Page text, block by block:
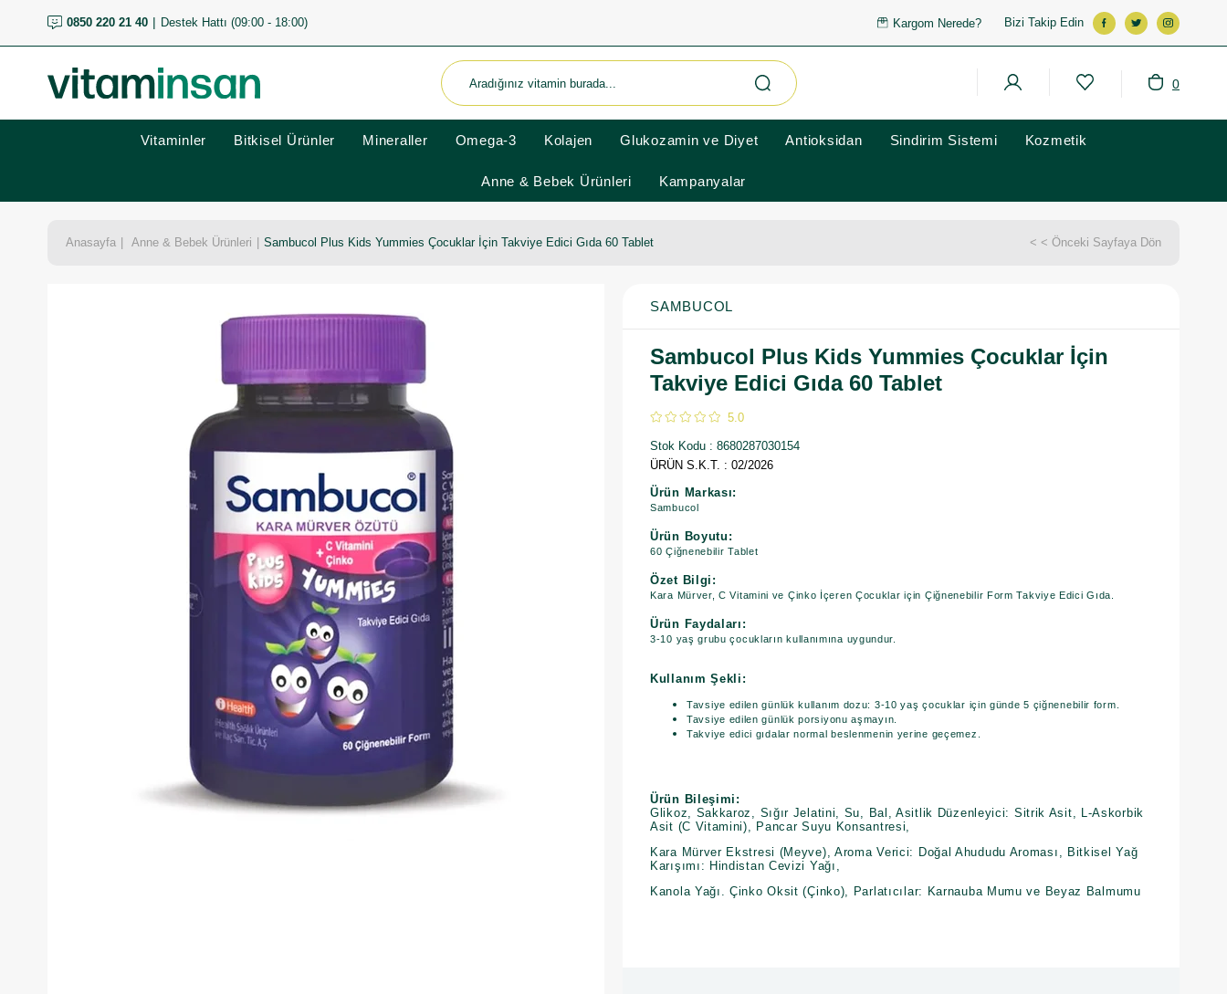
0850 220 21 40 Destek Hattı (09:00 - 18:00) Kargom Nerede? Bizi Takip Edin
0
Vitaminler Bitkisel Ürünler Mineraller Omega-3 Kolajen Glukozamin ve Diyet Antioksidan Sindirim Sistemi Kozmetik
Anne & Bebek Ürünleri Kampanyalar
Anasayfa Anne & Bebek Ürünleri Sambucol Plus Kids Yummies Çocuklar İçin Takviye Edici Gıda 60 Tablet < < Önceki Sayfaya Dön
SAMBUCOL
Sambucol Plus Kids Yummies Çocuklar İçin
Takviye Edici Gıda 60 Tablet
5.0
Stok Kodu
8680287030154
ÜRÜN S.K.T. : 02/2026
Ürün Markası:
Sambucol
Ürün Boyutu:
60 Çiğnenebilir Tablet
Özet Bilgi:
Kara Mürver, C Vitamini ve Çinko İçeren Çocuklar için Çiğnenebilir Form Takviye Edici Gıda.
Ürün Faydaları:
3-10 yaş grubu çocukların kullanımına uygundur.
Kullanım Şekli:
Tavsiye edilen günlük kullanım dozu: 3-10 yaş çocuklar için günde 5 çiğnenebilir form.
Tavsiye edilen günlük porsiyonu aşmayın.
Takviye edici gıdalar normal beslenmenin yerine geçemez.
Ürün Bileşimi:
Glikoz, Sakkaroz, Sığır Jelatini, Su, Bal, Asitlik Düzenleyici: Sitrik Asit, L-Askorbik
Asit (C Vitamini), Pancar Suyu Konsantresi,
Kara Mürver Ekstresi (Meyve), Aroma Verici: Doğal Ahududu Aroması, Bitkisel Yağ
Karışımı: Hindistan Cevizi Yağı,
Kanola Yağı. Çinko Oksit (Çinko), Parlatıcılar: Karnauba Mumu ve Beyaz Balmumu